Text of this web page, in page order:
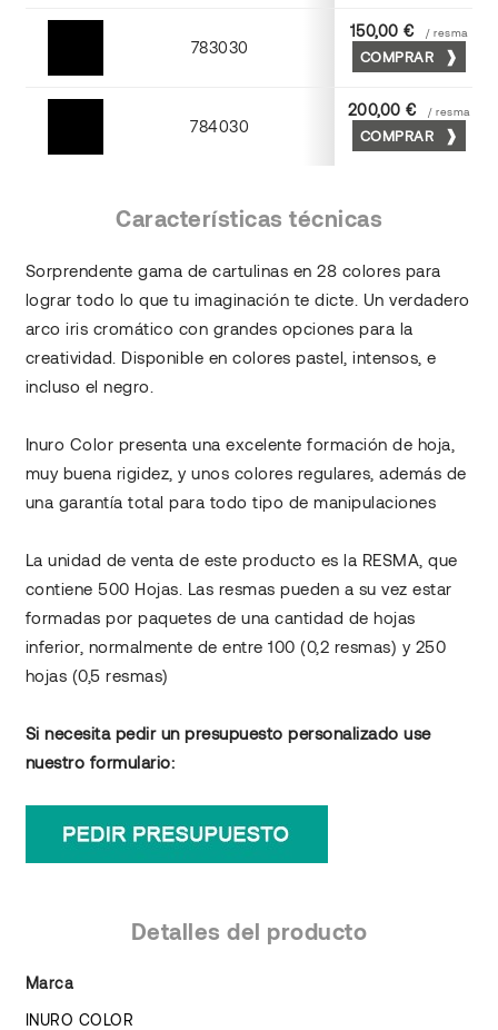
783030
Negro
150,00 € / resma
COMPRAR
784030
Negro
200,00 € / resma
COMPRAR
Características técnicas
Sorprendente gama de cartulinas en 28 colores para
lograr todo lo que tu imaginación te dicte. Un verdadero
arco iris cromático con grandes opciones para la
creatividad. Disponible en colores pastel, intensos, e
incluso el negro.
Inuro Color presenta una excelente formación de hoja,
muy buena rigidez, y unos colores regulares, además de
una garantía total para todo tipo de manipulaciones
La unidad de venta de este producto es la RESMA, que
contiene 500 Hojas. Las resmas pueden a su vez estar
formadas por paquetes de una cantidad de hojas
inferior, normalmente de entre 100 (0,2 resmas) y 250
hojas (0,5 resmas)
Si necesita pedir un presupuesto personalizado use
nuestro formulario:
Detalles del producto
Marca
INURO COLOR